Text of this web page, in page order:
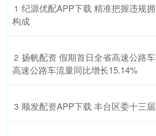
1 纪源优配APP下载 精准把握违规
构成
2 扬帆配资 假期首日全省高速公路
高速公路车流量同比增长15.14%
3 顺发配资APP下载 丰台区委十三